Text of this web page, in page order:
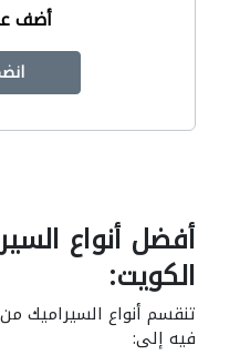
أضف
أفضل أنواع
الكويت:
تنقسم أنواع السيراميك
فيه إلى: